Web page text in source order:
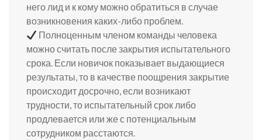
него лид и к кому можно обратиться в случае
возникновения каких-либо проблем.
Полноценным членом команды человека
можно считать после закрытия испытательного
срока. Если новичок показывает выдающиеся
результаты, то в качестве поощрения закрытие
происходит досрочно, если возникают
трудности, то испытательный срок либо
продлевается или же с потенциальным
сотрудником расстаются.